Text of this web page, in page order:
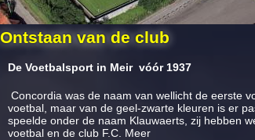
Ontstaan van de club
De Voetbalsport in Meir vóór 1937
Concordia was de naam van wellicht de eerste
voetbal, maar van de geel-zwarte kleuren is er
speelde onder de naam Klauwaerts, zij hebben
voetbal en de club F.C. Meer